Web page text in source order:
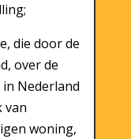
die door de
over de
Nederland
van
woning,